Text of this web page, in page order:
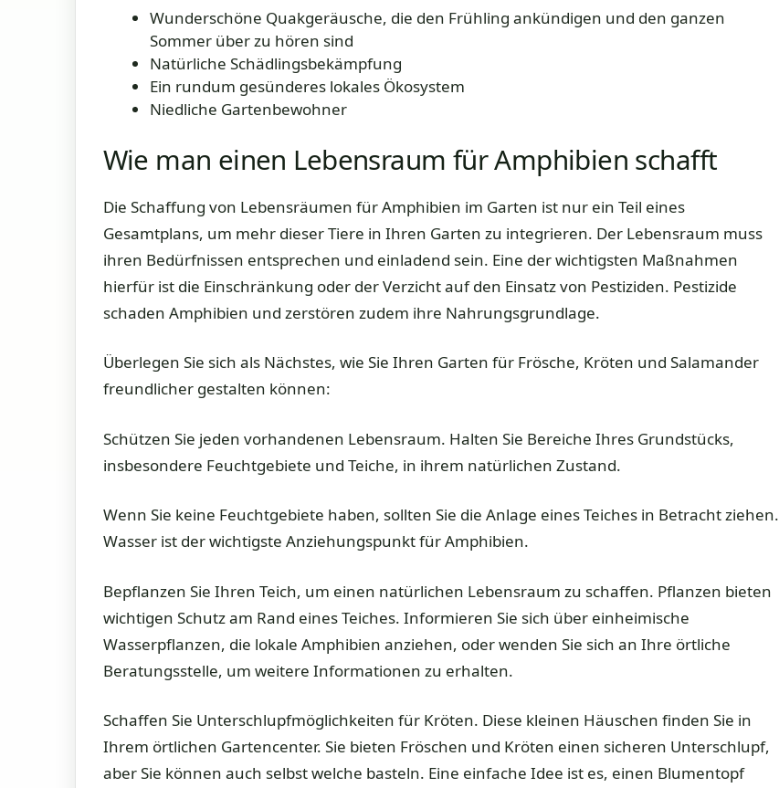
Wunderschöne Quakgeräusche, die den Frühling ankündigen und den ganzen
Sommer über zu hören sind
Natürliche Schädlingsbekämpfung
Ein rundum gesünderes lokales Ökosystem
Niedliche Gartenbewohner
Wie man einen Lebensraum für Amphibien schafft
Die Schaffung von Lebensräumen für Amphibien im Garten ist nur ein Teil eines
Gesamtplans, um mehr dieser Tiere in Ihren Garten zu integrieren. Der Lebensraum muss
ihren Bedürfnissen entsprechen und einladend sein. Eine der wichtigsten Maßnahmen
hierfür ist die Einschränkung oder der Verzicht auf den Einsatz von Pestiziden. Pestizide
schaden Amphibien und zerstören zudem ihre Nahrungsgrundlage.
Überlegen Sie sich als Nächstes, wie Sie Ihren Garten für Frösche, Kröten und Salamander
freundlicher gestalten können:
Schützen Sie jeden vorhandenen Lebensraum. Halten Sie Bereiche Ihres Grundstücks,
insbesondere Feuchtgebiete und Teiche, in ihrem natürlichen Zustand.
Wenn Sie keine Feuchtgebiete haben, sollten Sie die Anlage eines Teiches in Betracht ziehen.
Wasser ist der wichtigste Anziehungspunkt für Amphibien.
Bepflanzen Sie Ihren Teich, um einen natürlichen Lebensraum zu schaffen. Pflanzen bieten
wichtigen Schutz am Rand eines Teiches. Informieren Sie sich über einheimische
Wasserpflanzen, die lokale Amphibien anziehen, oder wenden Sie sich an Ihre örtliche
Beratungsstelle, um weitere Informationen zu erhalten.
Schaffen Sie Unterschlupfmöglichkeiten für Kröten. Diese kleinen Häuschen finden Sie in
Ihrem örtlichen Gartencenter. Sie bieten Fröschen und Kröten einen sicheren Unterschlupf,
aber Sie können auch selbst welche basteln. Eine einfache Idee ist es, einen Blumentopf